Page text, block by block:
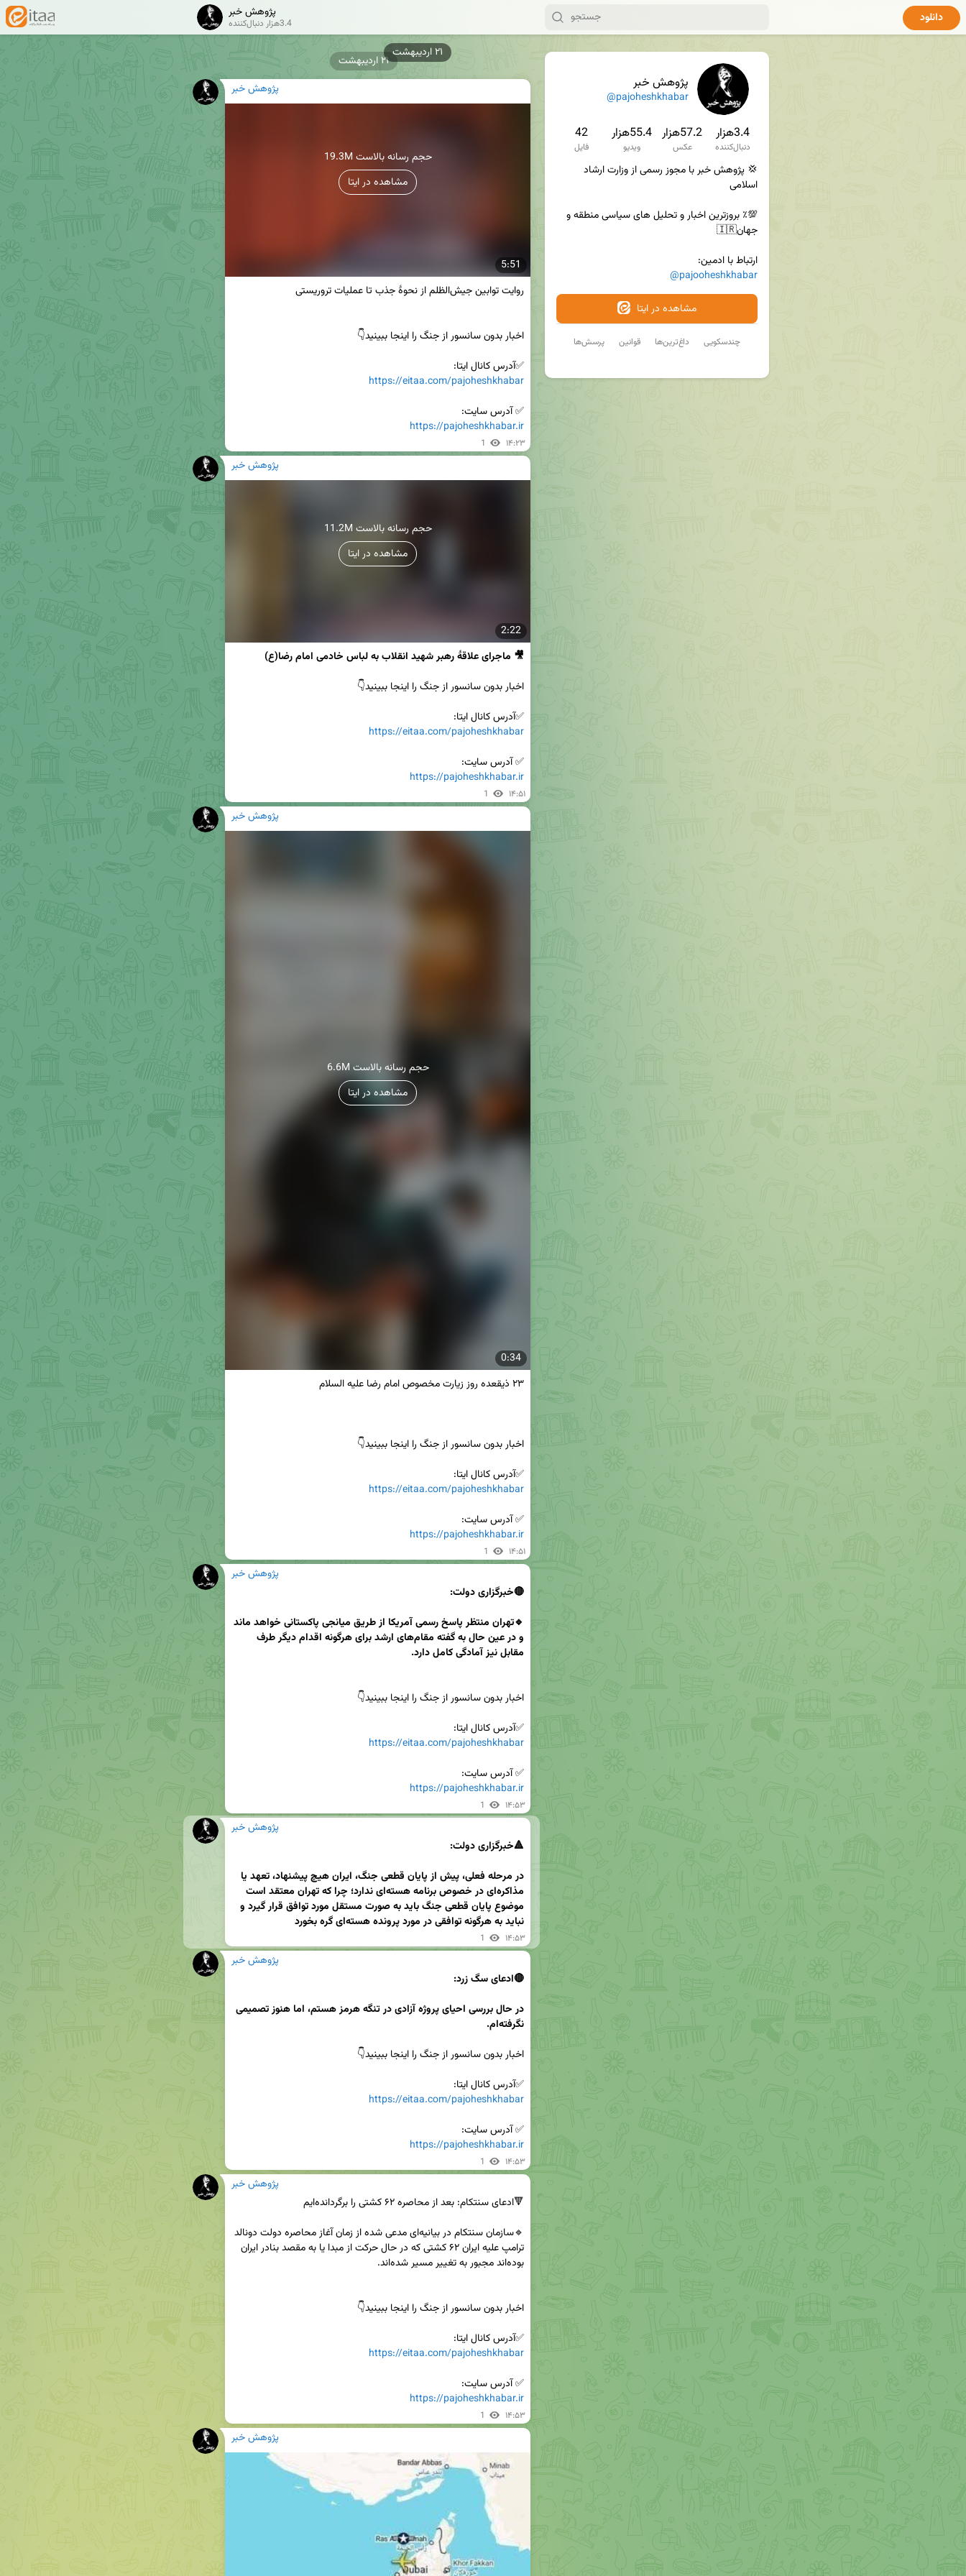
پژوهش خبر
@pajoheshkhabar
3.4هزار
دنبال‌کننده
57.2هزار
عکس
55.4هزار
ویدیو
42
فایل
ارتباط با ادمین:
@pajooheshkhabar
مشاهده در ایتا
پرسش‌ها قوانین داغ‌ترین‌ها چندسکویی
پژوهش خبر
3.4هزار دنبال‌کننده دانلود
پژوهش خبر
5:51
19.3M حجم رسانه بالاست
مشاهده در ایتا
✅آدرس کانال ایتا:
https://eitaa.com/pajoheshkhabar
✅ آدرس سایت:
https://pajoheshkhabar.ir
1 ۱۴:۲۳
۲۱ اردیبهشت
پژوهش خبر
2:22
11.2M حجم رسانه بالاست
مشاهده در ایتا
🎥 ماجرای علاقهٔ رهبر شهید انقلاب به لباس خادمی امام رضا(ع)
✅آدرس کانال ایتا:
https://eitaa.com/pajoheshkhabar
✅ آدرس سایت:
https://pajoheshkhabar.ir
1 ۱۴:۵۱
پژوهش خبر
0:34
6.6M حجم رسانه بالاست
مشاهده در ایتا
✅آدرس کانال ایتا:
https://eitaa.com/pajoheshkhabar
✅ آدرس سایت:
https://pajoheshkhabar.ir
1 ۱۴:۵۱
پژوهش خبر
✅آدرس کانال ایتا:
https://eitaa.com/pajoheshkhabar
✅ آدرس سایت:
https://pajoheshkhabar.ir
1 ۱۴:۵۳
پژوهش خبر
نباید به هرگونه توافقی در مورد پرونده هسته‌ای گره بخورد
1 ۱۴:۵۳
پژوهش خبر
نگرفته‌ام.
✅آدرس کانال ایتا:
https://eitaa.com/pajoheshkhabar
✅ آدرس سایت:
https://pajoheshkhabar.ir
1 ۱۴:۵۳
پژوهش خبر
✅آدرس کانال ایتا:
https://eitaa.com/pajoheshkhabar
✅ آدرس سایت:
https://pajoheshkhabar.ir
1 ۱۴:۵۳
پژوهش خبر